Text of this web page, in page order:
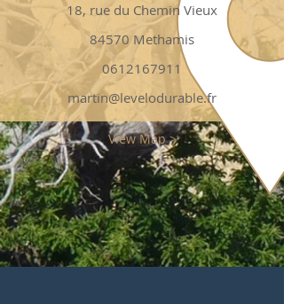
18, rue du Chemin Vieux
84570 Methamis
0612167911
martin@levelodurable.fr
View Map >